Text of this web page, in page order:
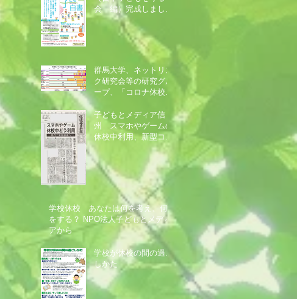
会 編）完成しまし
た！
群馬大学、ネットリス
ク研究会等の研究グル
ープ、「コロナ休校中
学習／ゲーム・動画と
疲労度の関係」調査報
告の記者会見
子どもとメディア信
州 スマホやゲームの
休校中利用、新型コロ
ナ影響調査
学校休校 あなたは何を考え、何
をする？ NPO法人子どもとメディ
アから
学校が休校の間の過ご
しかた